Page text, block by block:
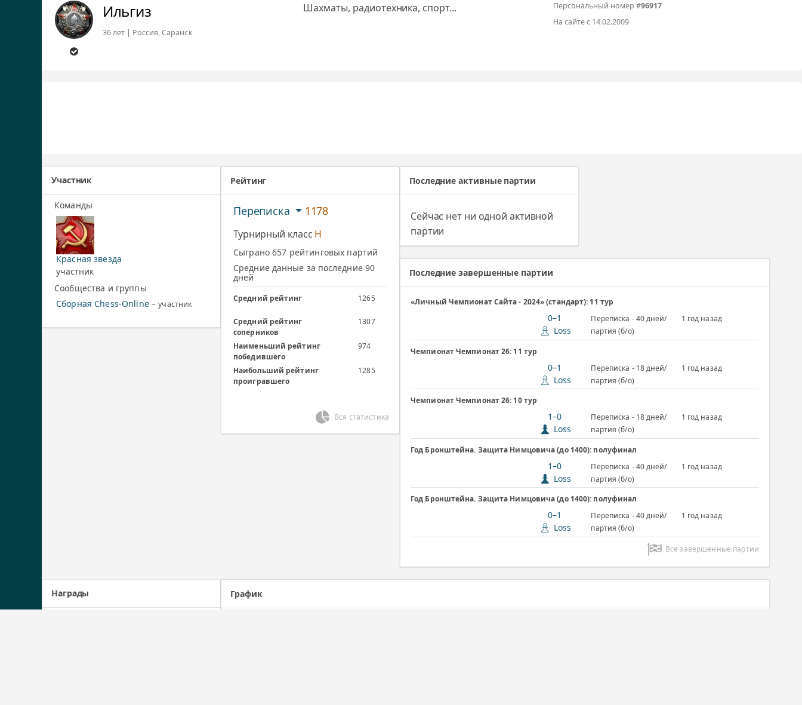
Ильгиз
36 лет | Россия, Саранск
Шахматы, радиотехника, спорт... Персональный номер #96917
На сайте с 14.02.2009
Участник
Команды
Красная звезда
участник
Сообщества и группы
Сборная Chess-Online–участник
Рейтинг
Переписка 1178
Турнирный класс H
Сыграно 657 рейтинговых партий
Средние данные за последние 90
дней
Средний рейтинг 1265
Средний рейтинг
соперников
1307
Наименьший рейтинг
победившего
974
Наибольший рейтинг
проигравшего
1285
Вся статистика
Последние активные партии
Сейчас нет ни одной активной
партии
Последние завершенные партии
«Личный Чемпионат Сайта - 2024» (стандарт): 11 тур
0–1
Loss
Переписка - 40 дней/
партия (б/о)
1 год назад
Чемпионат Чемпионат 26: 11 тур
0–1
Loss
Переписка - 18 дней/
партия (б/о)
1 год назад
Чемпионат Чемпионат 26: 10 тур
1–0
Loss
Переписка - 18 дней/
партия (б/о)
1 год назад
Год Бронштейна. Защита Нимцовича (до 1400): полуфинал
1–0
Loss
Переписка - 40 дней/
партия (б/о)
1 год назад
Год Бронштейна. Защита Нимцовича (до 1400): полуфинал
0–1
Loss
Переписка - 40 дней/
партия (б/о)
1 год назад
Все завершенные партии
Награды График